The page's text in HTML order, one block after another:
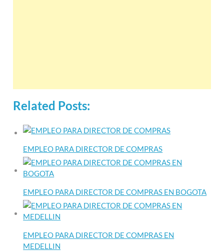
Related Posts:
EMPLEO PARA DIRECTOR DE COMPRAS
EMPLEO PARA DIRECTOR DE COMPRAS EN BOGOTA
EMPLEO PARA DIRECTOR DE COMPRAS EN
MEDELLIN